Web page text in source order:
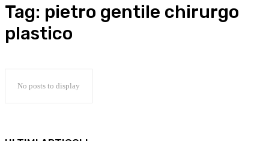
Tag: pietro gentile chirurgo
plastico
No posts to display